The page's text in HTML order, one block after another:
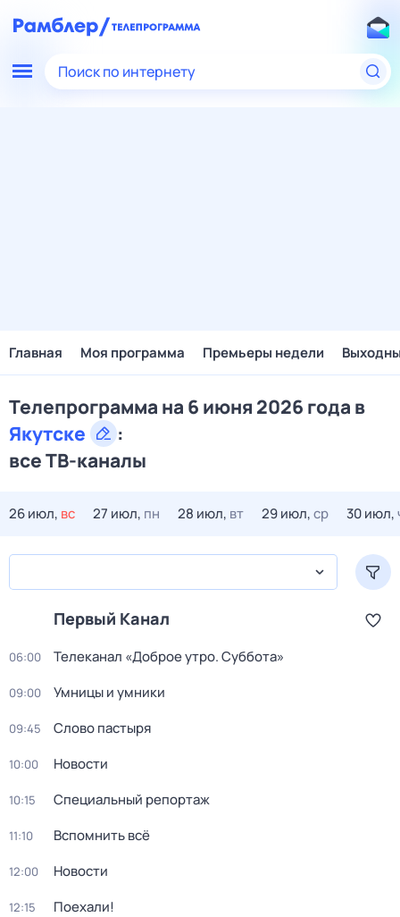
Поиск по интернету
Главная Моя программа Премьеры недели
Телепрограмма на 6 июня 2026 года в
Якутске
:
все ТВ-каналы
26 июл, вс 27 июл, пн 28 июл, вт 29 июл,ср 30 июл,
Первый Канал
06:00 Телеканал «Доброе утро. Суббота»
09:00 Умницы и умники
09:45 Слово пастыря
10:00 Новости
10:15 Специальный репортаж
11:10 Вспомнить всё
12:00 Новости
12:15 Поехали!